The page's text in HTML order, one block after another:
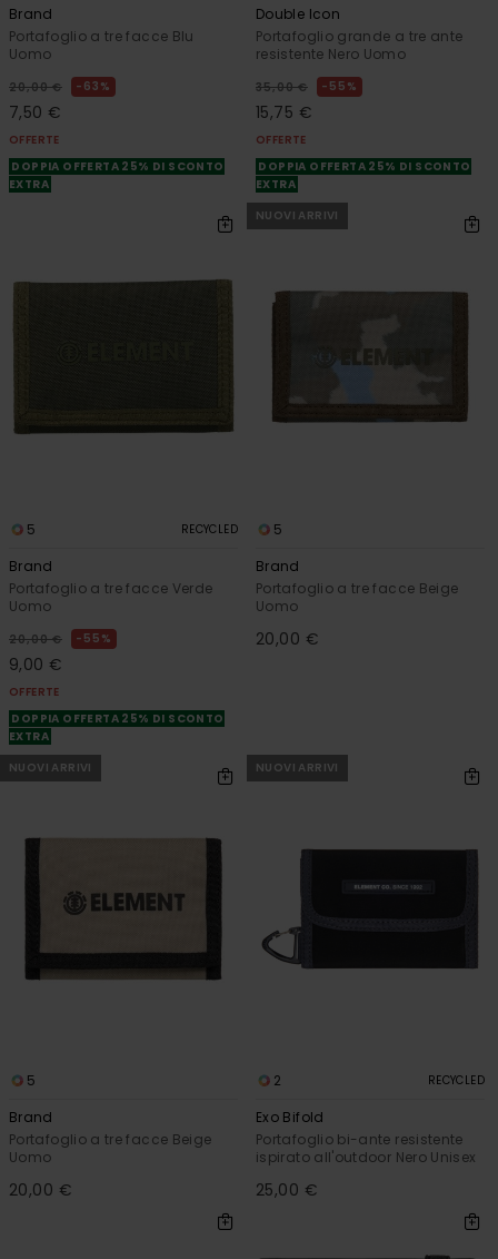
Brand
Portafoglio a tre facce Blu
Uomo
20,00 € 63%
7,50 €
OFFERTE
DOPPIA OFFERTA 25% DI SCONTO
EXTRA
Double Icon
Portafoglio grande a tre ante
resistente Nero Uomo
35,00 € 55%
15,75 €
OFFERTE
DOPPIA OFFERTA 25% DI SCONTO
EXTRA
5 RECYCLED
Brand
Portafoglio a tre facce Verde
Uomo
20,00 € 55%
9,00 €
OFFERTE
DOPPIA OFFERTA 25% DI SCONTO
EXTRA
NUOVI ARRIVI
5
Brand
Portafoglio a tre facce Beige
Uomo
20,00 €
NUOVI ARRIVI
5
Brand
Portafoglio a tre facce Beige
Uomo
20,00 €
NUOVI ARRIVI
2 RECYCLED
Exo Bifold
Portafoglio bi-ante resistente
ispirato all'outdoor Nero Unisex
25,00 €